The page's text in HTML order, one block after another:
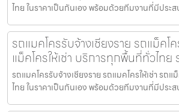
ไทย ในราคาเป็นกันเอง พร้อมด้วยทีมงานที่มีประ
รถแมคโครรับจ้างเชียงราย รถแม็คโ
แม็คโครให้เช่า บริการทุกพื้นที่ทั่วไทย
รถแมคโครรับจ้างเชียงราย รถแมคโครให้เช่า รถ
ไทย ในราคาเป็นกันเอง พร้อมด้วยทีมงานที่มีประ